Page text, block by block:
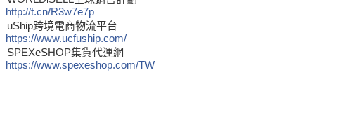
http://t.cn/R3w7e7p
uShip跨境電商物流平台
https://www.ucfuship.com/
SPEXeSHOP集貨代運網
https://www.spexeshop.com/TW